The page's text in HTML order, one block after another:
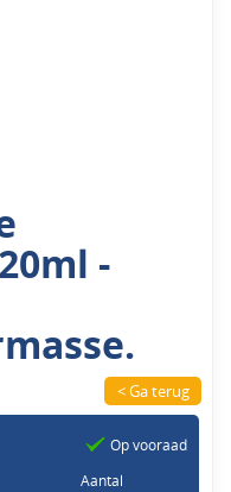
-
< Ga terug
Op vooraad
Aantal